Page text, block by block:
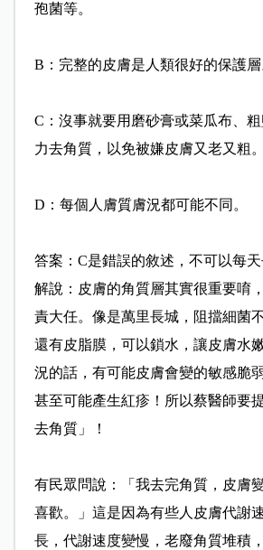
孢菌等。
B：完整的皮膚是人類很好的保護層
C：沒事就要用磨砂膏或菜瓜布、
力去角質，以免被嫌皮膚又老又粗。
D：每個人膚質膚況都可能不同。
答案：C是錯誤的敘述，不可以每天
解說：皮膚的角質層其實很重要唷
責大任。像是萬里長城，阻擋細菌
還有皮脂膜，可以鎖水，讓皮膚水
況的話，有可能皮膚會變的敏感脆
甚至可能產生紅疹！所以蔡醫師要
去角質」！
有民眾問說：「我去完角質，皮膚
喜歡。」這是因為有些人皮膚代謝
長，代謝速度變慢，老廢角質堆積